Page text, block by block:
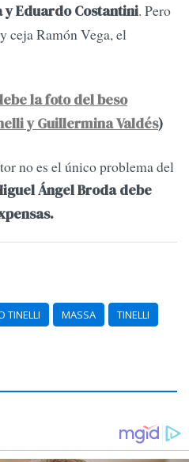
y Eduardo Costantini. Pero
ceja Ramón Vega, el
la foto del beso
y Guillermina Valdés)
no es el único problema del
Ángel Broda debe
TINELLI MASSA
TINELLI